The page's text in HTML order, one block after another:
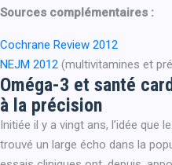
Sources complémentaires :
Cochrane Review 2012
NEJM 2012 (multivitamines et
Oméga-3 et santé
à la précision
Initiée il y a vingt ans, l’idée que
trouvé un large écho dans la